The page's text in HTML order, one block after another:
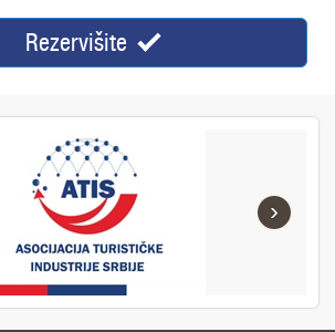
Rezervišite
›